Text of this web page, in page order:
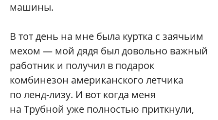
машины.
В тот день на мне была куртка с заячьим
мехом — мой дядя был довольно важный
работник и получил в подарок
комбинезон американского летчика
по ленд-лизу. И вот когда меня
на Трубной уже полностью приткнули,